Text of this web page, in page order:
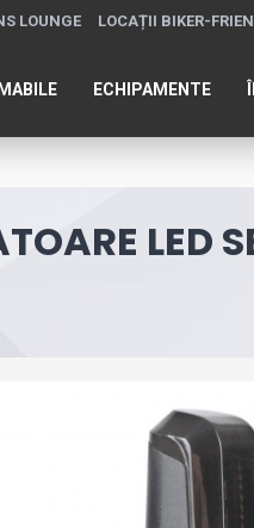
LOUNGE LOCAȚII BIKER-
ECHIPAMENTE
LED